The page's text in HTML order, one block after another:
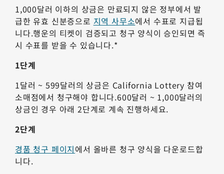
1,000달러 이하의 상금은 만료되지 않은 정부에서 발
급한 유효 신분증으로 지역 사무소에서 수표로 지급됩
니다.행운의 티켓이 검증되고 청구 양식이 승인되면 즉
시 수표를 받을 수 있습니다.*
1단계
1달러 ~ 599달러의 상금은 California Lottery 참여
소매점에서 청구해야 합니다.600달러 ~ 1,000달러의
상금인 경우 아래 2단계로 계속 진행하세요.
2단계
경품 청구 페이지에서 올바른 청구 양식을 다운로드합
니다.